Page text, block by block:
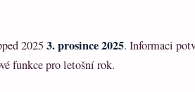
2025 3. prosince 2025. Informaci
funkce pro letošní rok.